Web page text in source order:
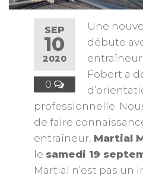
SEP
10
2020
0
Une
débute
Fobert a
professionnelle.
de faire
entraîneur,Martial
le samedi 19
Martial n’est pas un